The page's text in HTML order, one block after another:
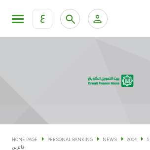
ع
KFH Online Corporate Banking Services
Cards
HOME PAGE PERSONAL BANKING NEWS 2004 5
فائزين